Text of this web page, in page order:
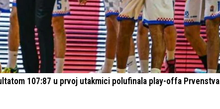
107:87 u prvoj utakmici polufinala play-offa Prvenstva